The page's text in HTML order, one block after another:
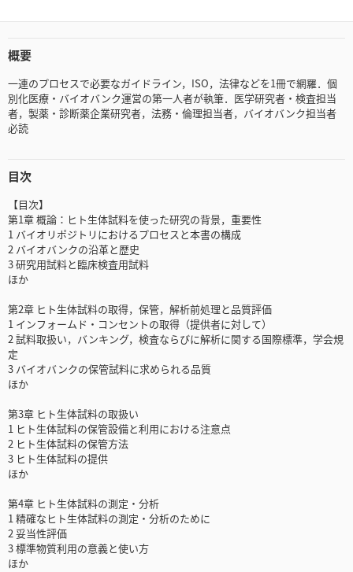
概要
一連のプロセスで必要なガイドライン，ISO，法律などを1冊で網羅．個
別化医療・バイオバンク運営の第一人者が執筆．医学研究者・検査担当
者，製薬・診断薬企業研究者，法務・倫理担当者，バイオバンク担当者
必読
目次
【目次】
第1章 概論：ヒト生体試料を使った研究の背景，重要性
1 バイオリポジトリにおけるプロセスと本書の構成
2 バイオバンクの沿革と歴史
3 研究用試料と臨床検査用試料
ほか
第2章 ヒト生体試料の取得，保管，解析前処理と品質評価
1 インフォームド・コンセントの取得（提供者に対して）
2 試料取扱い，バンキング，検査ならびに解析に関する国際標準，学会規
定
3 バイオバンクの保管試料に求められる品質
ほか
第3章 ヒト生体試料の取扱い
1 ヒト生体試料の保管設備と利用における注意点
2 ヒト生体試料の保管方法
3 ヒト生体試料の提供
ほか
第4章 ヒト生体試料の測定・分析
1 精確なヒト生体試料の測定・分析のために
2 妥当性評価
3 標準物質利用の意義と使い方
ほか